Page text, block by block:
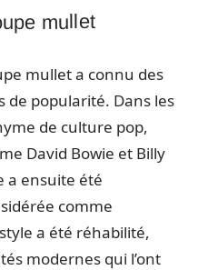
mullet
mullet a connu des
de popularité. Dans les
de culture pop,
David Bowie et Billy
a ensuite été
comme
a été réhabilité,
modernes qui l’ont